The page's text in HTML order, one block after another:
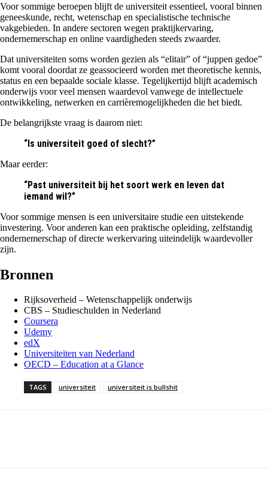
Voor sommige beroepen blijft de universiteit essentieel, vooral binnen
geneeskunde, recht, wetenschap en specialistische technische
vakgebieden. In andere sectoren wegen praktijkervaring,
ondernemerschap en online vaardigheden steeds zwaarder.
Dat universiteiten soms worden gezien als “elitair” of “juppen gedoe”
komt vooral doordat ze geassocieerd worden met theoretische kennis,
status en een bepaalde sociale klasse. Tegelijkertijd blijft academisch
onderwijs voor veel mensen waardevol vanwege de intellectuele
ontwikkeling, netwerken en carrièremogelijkheden die het biedt.
De belangrijkste vraag is daarom niet:
“Is universiteit goed of slecht?”
Maar eerder:
“Past universiteit bij het soort werk en leven dat
iemand wil?”
Voor sommige mensen is een universitaire studie een uitstekende
investering. Voor anderen kan een praktische opleiding, zelfstandig
ondernemerschap of directe werkervaring uiteindelijk waardevoller
zijn.
Bronnen
Rijksoverheid – Wetenschappelijk onderwijs
CBS – Studieschulden in Nederland
Coursera
Udemy
edX
Universiteiten van Nederland
OECD – Education at a Glance
TAGS universiteit universiteit is bullshit